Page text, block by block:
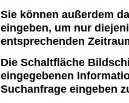
Sie können außerdem
eingeben, um nur
entsprechenden
Die Schaltfläche
eingegebenen
Suchanfrage eingeben